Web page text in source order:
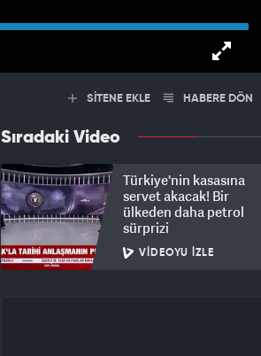
SİTENE EKLE HABERE DÖN
Sıradaki Video
Türkiye'nin kasasına
servet akacak! Bir
ülkeden daha petrol
sürprizi
VIDEOYU İZLE